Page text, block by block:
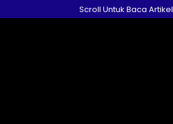
ke
Scroll Untuk Baca Artikel